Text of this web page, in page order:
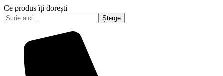
Ce produs îți dorești
Șterge